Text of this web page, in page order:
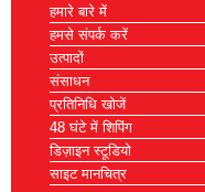
हमारे बारे में
हमसे संपर्क करें
उत्पादों
संसाधन
प्रतिनिधि खोजें
48 घंटे में शिपिंग
डिज़ाइन स्टूडियो
साइट मानचित्र